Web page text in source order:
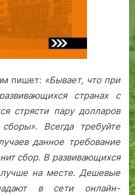
пишет: «Бывает, что при
странах с
стрясти пару долларов
Всегда требуйте
данное требование
сбор. В развивающихся
лучше на месте. Дешевые
в сети онлайн-